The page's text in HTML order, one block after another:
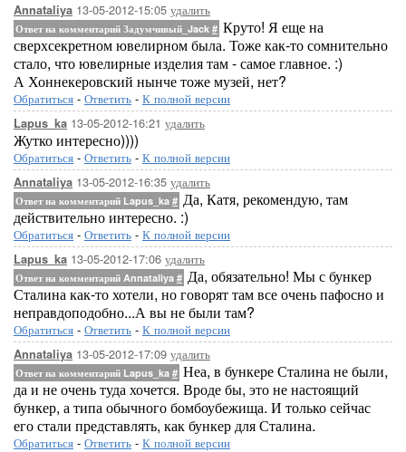
Annataliya 13-05-2012-15:05 удалить
Ответ на комментарий Задумчивый_Jack # Круто! Я еще на
сверхсекретном ювелирном была. Тоже как-то сомнительно
стало, что ювелирные изделия там - самое главное. :)
А Хоннекеровский нынче тоже музей, нет?
Обратиться - Ответить - К полной версии
Lapus_ka 13-05-2012-16:21 удалить
Жутко интересно))))
Обратиться - Ответить - К полной версии
Annataliya 13-05-2012-16:35 удалить
Ответ на комментарий Lapus_ka # Да, Катя, рекомендую, там
действительно интересно. :)
Обратиться - Ответить - К полной версии
Lapus_ka 13-05-2012-17:06 удалить
Ответ на комментарий Annataliya # Да, обязательно! Мы с бункер
Сталина как-то хотели, но говорят там все очень пафосно и
неправдоподобно...А вы не были там?
Обратиться - Ответить - К полной версии
Annataliya 13-05-2012-17:09 удалить
Ответ на комментарий Lapus_ka # Неа, в бункере Сталина не были,
да и не очень туда хочется. Вроде бы, это не настоящий
бункер, а типа обычного бомбоубежища. И только сейчас
его стали представлять, как бункер для Сталина.
Обратиться - Ответить - К полной версии